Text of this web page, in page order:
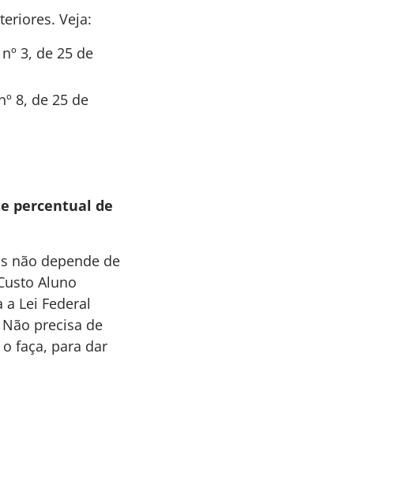
Veja:
3, de 25 de
8, de 25 de
percentual de
não depende de
Aluno
Lei Federal
precisa de
faça, para dar